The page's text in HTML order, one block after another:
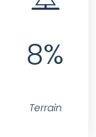
8%
Terrain